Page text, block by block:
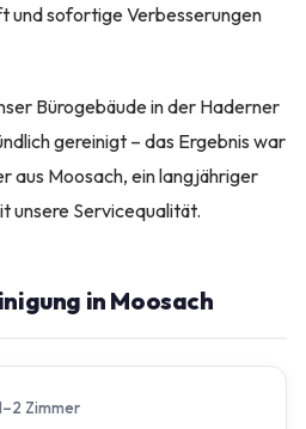
und sofortige Verbesserungen
Bürogebäude in der Haderner
gereinigt – das Ergebnis war
aus Moosach, ein langjähriger
unsere Servicequalität.
in Moosach
Zimmer